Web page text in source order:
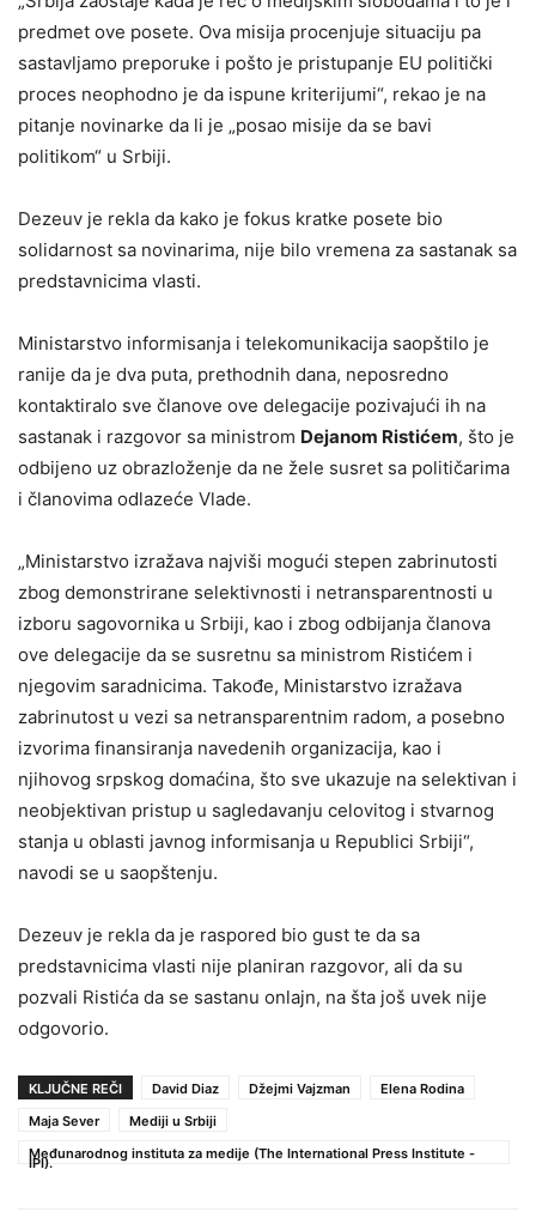
predmet ove posete. Ova misija procenjuje situaciju pa
sastavljamo preporuke i pošto je pristupanje EU politički
proces neophodno je da ispune kriterijumi“, rekao je na
pitanje novinarke da li je „posao misije da se bavi
politikom“ u Srbiji.
Dezeuv je rekla da kako je fokus kratke posete bio
solidarnost sa novinarima, nije bilo vremena za sastanak sa
predstavnicima vlasti.
Ministarstvo informisanja i telekomunikacija saopštilo je
ranije da je dva puta, prethodnih dana, neposredno
kontaktiralo sve članove ove delegacije pozivajući ih na
sastanak i razgovor sa ministrom Dejanom Ristićem, što je
odbijeno uz obrazloženje da ne žele susret sa političarima
i članovima odlazeće Vlade.
„Ministarstvo izražava najviši mogući stepen zabrinutosti
zbog demonstrirane selektivnosti i netransparentnosti u
izboru sagovornika u Srbiji, kao i zbog odbijanja članova
ove delegacije da se susretnu sa ministrom Ristićem i
njegovim saradnicima. Takođe, Ministarstvo izražava
zabrinutost u vezi sa netransparentnim radom, a posebno
izvorima finansiranja navedenih organizacija, kao i
njihovog srpskog domaćina, što sve ukazuje na selektivan i
neobjektivan pristup u sagledavanju celovitog i stvarnog
stanja u oblasti javnog informisanja u Republici Srbiji“,
navodi se u saopštenju.
Dezeuv je rekla da je raspored bio gust te da sa
predstavnicima vlasti nije planiran razgovor, ali da su
pozvali Ristića da se sastanu onlajn, na šta još uvek nije
odgovorio.
KLJUČNE REČI David Diaz Džejmi Vajzman
Elena Rodina
Maja Sever
Mediji u Srbiji
Međunarodnog instituta za medije (The International Press Institute -
IPI).